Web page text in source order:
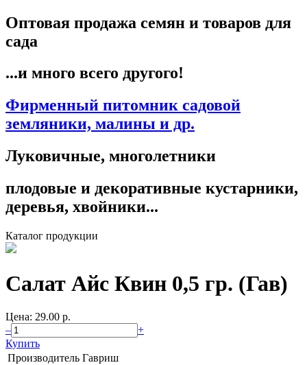
Оптовая продажа семян и товаров для
сада
...и много всего другого!
Фирменный питомник садовой
земляники, малины и др.
Луковичные, многолетники
плодовые и декоративные кустарники,
деревья, хвойники...
Каталог продукции
Салат Айс Квин 0,5 гр. (Гав)
Цена: 29.00 p.
–
+
Купить
Производитель Гавриш